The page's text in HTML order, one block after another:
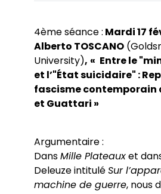
4ème séance : Mardi 17
Alberto TOSCANO
University), « Entre le
et l’"État suicidaire" :
fascisme contemporain
et Guattari »
Argumentaire :
DansMille Plateauxet
Deleuze intituléSur
machine de guerre, nous